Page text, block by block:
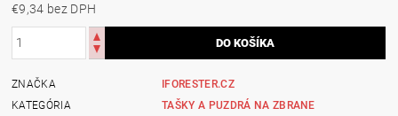
€9,34 bez DPH
ZNAČKA
IFORESTER.CZ
KATEGÓRIA
TAŠKY A PUZDRÁ NA ZBRANE